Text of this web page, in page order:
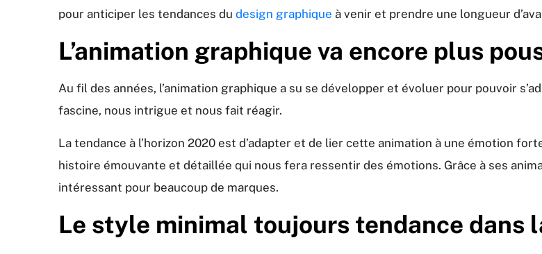
pour anticiper les tendances du design graphique à venir et prendre une longueur
L’animation graphique va encore plus
Au fil des années, l’animation graphique a su se développer et évoluer pour pouvoir
fascine, nous intrigue et nous fait réagir.
La tendance à l’horizon 2020 est d’adapter et de lier cette animation à une émotion
histoire émouvante et détaillée qui nous fera ressentir des émotions. Grâce à ses
intéressant pour beaucoup de marques.
Le style minimal toujours tendance dans